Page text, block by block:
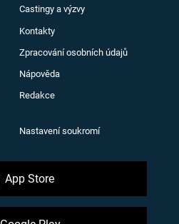
Castingy a výzvy
Kontakty
Zpracování osobních údajů
Nápověda
Redakce
Nastavení soukromí
App Store